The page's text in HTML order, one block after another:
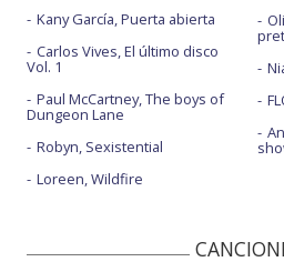
Kany García, Puerta abierta
Carlos Vives, El último disco
Vol. 1
Paul McCartney, The boys of
Dungeon Lane
Robyn, Sexistential
Loreen, Wildfire